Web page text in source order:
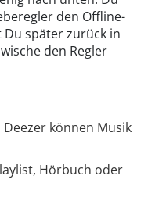
den Offline-
später zurück in
den Regler
können Musik
Hörbuch oder